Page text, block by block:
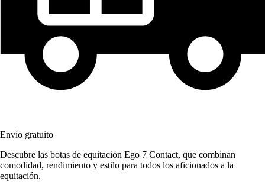
Envío gratuito
Descubre las botas de equitación Ego 7 Contact, que combinan
comodidad, rendimiento y estilo para todos los aficionados a la
equitación.